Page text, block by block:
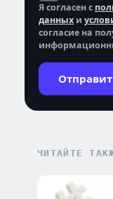
Я согласен с
данных и
согласие на
ЧИТАЙТЕ